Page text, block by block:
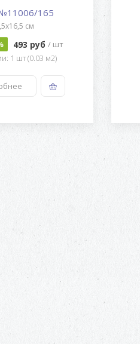
165
см
493 руб/ шт
1 шт (0.03 м2)